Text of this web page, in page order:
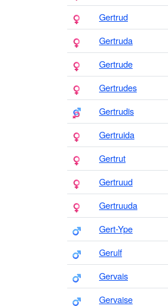
Gertrud
Gertruda
Gertrude
Gertrudes
Gertrudis
Gertruida
Gertrut
Gertruud
Gertruuda
Gert-Ype
Gerulf
Gervais
Gervaise